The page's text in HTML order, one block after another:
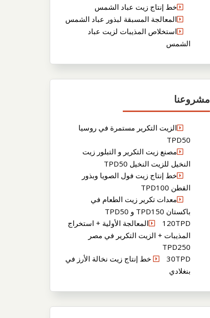
خط إنتاج زيت عباد الشمس
المعالجة المسبقة لبذور عباد الشمس
استخلاص المذيبات لزيت عباد
الشمس
مشروعنا
الزيت التكرير مستمرة في روسيا
TPD50
مصنع زيت التكرير و التبلور زيت
النخيل للزيت النخيل TPD50
خط إنتاج زيت فول الصويا وبذور
القطن TPD100
معدات تكرير زيت الطعام في
باكستان TPD150 و TPD50
120TPDالمعالجة الأولية + استخراج
المذيبات + الزيت التكرير في مصر
TPD250
30TPD خط إنتاج زيت نخالة الأرز في
بنغلادي